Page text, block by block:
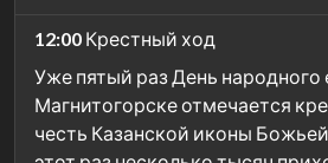
12:00 Крестный ход
Уже пятый раз День народного
Магнитогорске отмечается
честь Казанской иконы